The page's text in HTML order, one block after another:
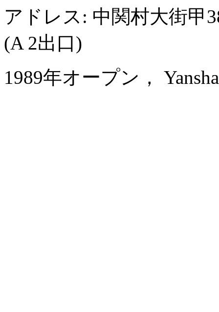
アドレス: 中関村大街甲
(A 2出口)
1989年オープン，